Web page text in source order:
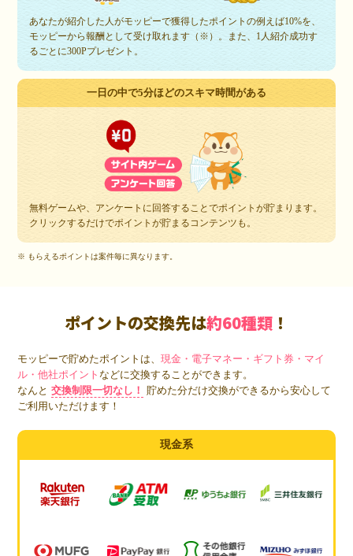
あなたが紹介した人がモッピーで獲得したポイントの例えば10%を、
モッピーから報酬として受け取れます（※）。また、1人紹介成功す
るごとに300Pプレゼント。
一日の中で5分ほどのスキマ時間がある
無料ゲームや、アンケートに回答することでポイントが貯まります。
クリックするだけでポイントが貯まるコンテンツも。
※ もらえるポイントは案件毎に異なります。
ポイントの交換先は約60種類 ！
モッピーで貯めたポイントは、現金・電子マネー・ギフト券・マイ
ル・他社ポイントなどに交換することができます。
なんと 交換制限一切なし！
貯めた分だけ交換ができるから安心して
ご利用いただけます！
現金系